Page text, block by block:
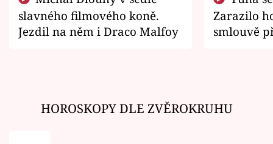
slavného filmového koně.
Jezdil na něm i Draco Malfoy
Zarazilo
smlouvě
HOROSKOPY DLE ZVĚROKRUHU